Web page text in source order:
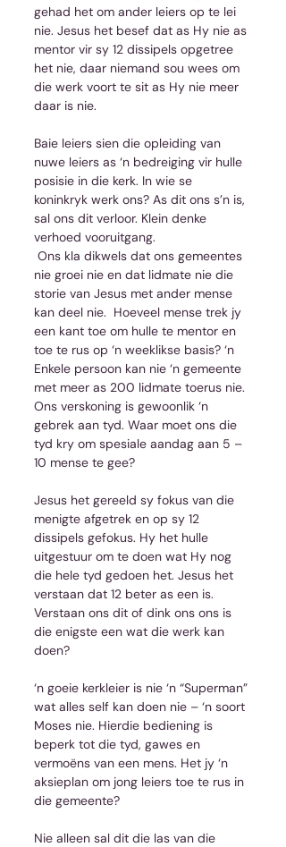
gehad het om ander leiers op te lei
nie. Jesus het besef dat as Hy nie as
mentor vir sy 12 dissipels opgetree
het nie, daar niemand sou wees om
die werk voort te sit as Hy nie meer
daar is nie.
Baie leiers sien die opleiding van
nuwe leiers as ‘n bedreiging vir hulle
posisie in die kerk. In wie se
koninkryk werk ons? As dit ons s’n is,
sal ons dit verloor. Klein denke
verhoed vooruitgang.
nie groei nie en dat lidmate nie die
storie van Jesus met ander mense
kan deel nie.  Hoeveel mense trek jy
een kant toe om hulle te mentor en
toe te rus op ‘n weeklikse basis? ‘n
Enkele persoon kan nie ‘n gemeente
met meer as 200 lidmate toerus nie.
Ons verskoning is gewoonlik ‘n
gebrek aan tyd. Waar moet ons die
tyd kry om spesiale aandag aan 5 –
10 mense te gee?
Jesus het gereeld sy fokus van die
menigte afgetrek en op sy 12
dissipels gefokus. Hy het hulle
uitgestuur om te doen wat Hy nog
die hele tyd gedoen het. Jesus het
verstaan dat 12 beter as een is.
Verstaan ons dit of dink ons ons is
die enigste een wat die werk kan
doen?
‘n goeie kerkleier is nie ‘n “Superman”
wat alles self kan doen nie – ‘n soort
Moses nie. Hierdie bediening is
beperk tot die tyd, gawes en
vermoëns van een mens. Het jy ‘n
aksieplan om jong leiers toe te rus in
die gemeente?
Nie alleen sal dit die las van die